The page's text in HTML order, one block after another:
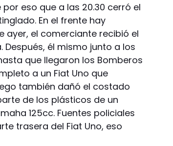
eso que a las 20.30 cerró el
En el frente hay
ayer, el comerciante recibió el
él mismo junto a los
que llegaron los Bomberos
a un Fiat Uno que
también dañó el costado
de los plásticos de un
125cc. Fuentes policiales
trasera del Fiat Uno, eso